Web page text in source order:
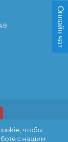
чтобы
с нашим
Онлайн чат